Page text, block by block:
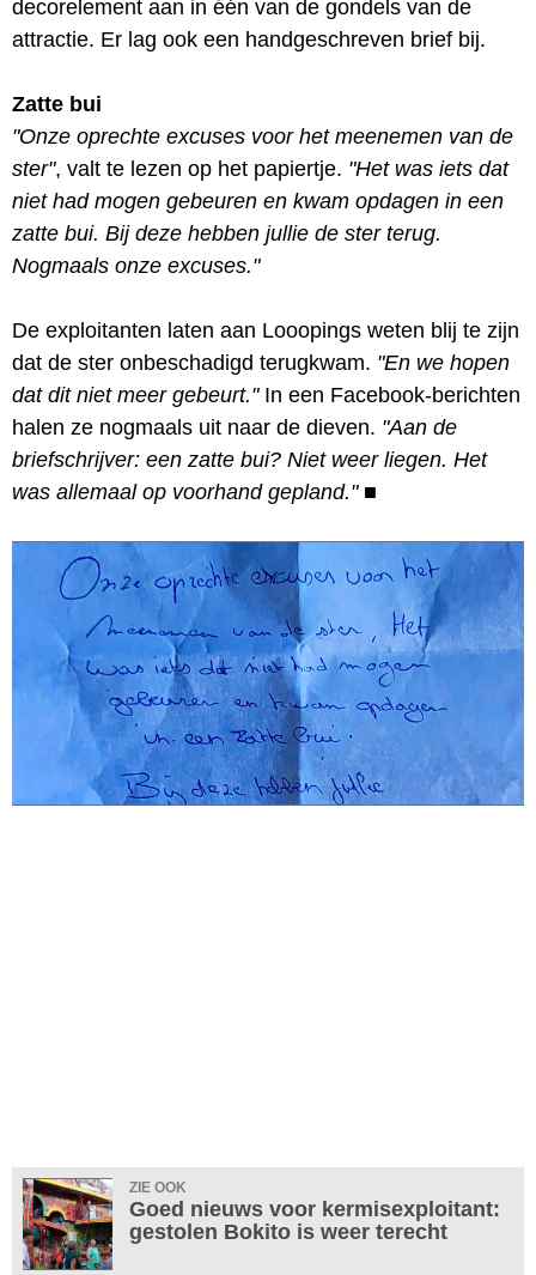
decorelement aan in één van de gondels van de
attractie. Er lag ook een handgeschreven brief bij.
Zatte bui
"Onze oprechte excuses voor het meenemen van de
ster", valt te lezen op het papiertje. "Het was iets dat
niet had mogen gebeuren en kwam opdagen in een
zatte bui. Bij deze hebben jullie de ster terug.
Nogmaals onze excuses."
De exploitanten laten aan Looopings weten blij te zijn
dat de ster onbeschadigd terugkwam. "En we hopen
dat dit niet meer gebeurt."In een Facebook-berichten
halen ze nogmaals uit naar de dieven. "Aan de
briefschrijver: een zatte bui? Niet weer liegen. Het
was allemaal op voorhand gepland." ■
ZIE OOK
Goed nieuws voor kermisexploitant:
gestolen Bokito is weer terecht